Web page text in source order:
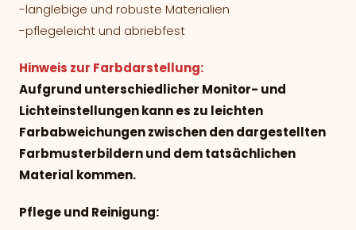
-langlebige und robuste Materialien
-pflegeleicht und abriebfest
Hinweis zur Farbdarstellung:
Aufgrund unterschiedlicher Monitor- und
Lichteinstellungen kann es zu leichten
Farbabweichungen zwischen den dargestellten
Farbmusterbildern und dem tatsächlichen
Material kommen.
Pflege und Reinigung: